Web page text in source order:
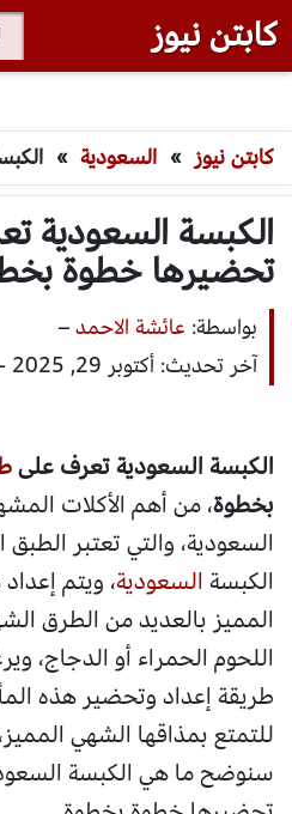
كابتن نيوز
كابتن نيوز » السعودية » الكبسة
الكبسة السعودية
تحضيرها خطوة
بواسطة: عائشة الاحمد–
آخر تحديث: أكتوبر 29, 2025 - 6:04 ص
الكبسة السعودية تعرف على
بخطوة، من أهم الأكلات
السعودية، والتي تعتبر
الكبسةالسعودية، ويتم
المميز بالعديد من الطرق
اللحوم الحمراء أو الدجاج،
طريقة إعداد وتحضير هذه
للتمتع بمذاقها الشهي
سنوضح ما هي الكبسة